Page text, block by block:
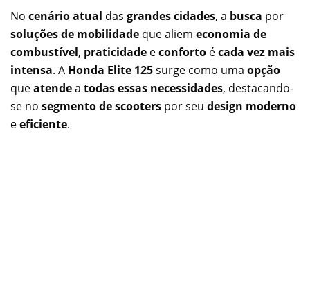
No cenário atual das grandes cidades, a busca por
soluções de mobilidade que aliem economia de
combustível, praticidade econforto écada vez mais
intensa. A Honda Elite 125surge como uma opção
queatendea todas essas necessidades, destacando-
se no segmento de scooters por seu design moderno
eeficiente.